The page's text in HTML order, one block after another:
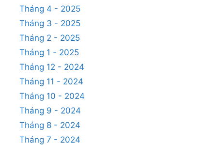
Tháng 4 - 2025
Tháng 3 - 2025
Tháng 2 - 2025
Tháng 1 - 2025
Tháng 12 - 2024
Tháng 11 - 2024
Tháng 10 - 2024
Tháng 9 - 2024
Tháng 8 - 2024
Tháng 7 - 2024